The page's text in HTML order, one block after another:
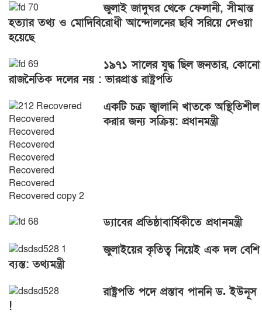
জুলাই জাদুঘর থেকে ফেলানী, সীমান্ত
হত্যার তথ্য ও মোদিবিরোধী আন্দোলনের ছবি সরিয়ে দেওয়া
হয়েছে
১৯৭১ সালের যুদ্ধ ছিল জনতার, কোনো
রাজনৈতিক দলের নয় : ভারপ্রাপ্ত রাষ্ট্রপতি
একটি চক্র জ্বালানি খাতকে অস্থিতিশীল
করার জন্য সক্রিয়: প্রধানমন্ত্রী
ড্যাবের প্রতিষ্ঠাবার্ষিকীতে প্রধানমন্ত্রী
জুলাইয়ের কৃতিত্ব নিয়েই এক দল বেশি
ব্যস্ত: তথ্যমন্ত্রী
রাষ্ট্রপতি পদে প্রস্তাব পাননি ড. ইউনূস
!